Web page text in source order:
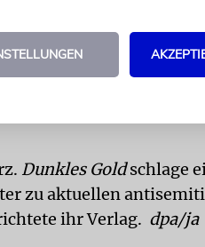
Dunkles Goldschlage
zu aktuellen
ihr Verlag. dpa/ja